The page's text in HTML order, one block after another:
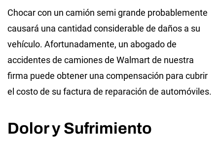
Chocar con un camión semi grande probablemente
causará una cantidad considerable de daños a su
vehículo. Afortunadamente, un abogado de
accidentes de camiones de Walmart de nuestra
firma puede obtener una compensación para cubrir
el costo de su factura de reparación de automóviles.
Dolor y Sufrimiento